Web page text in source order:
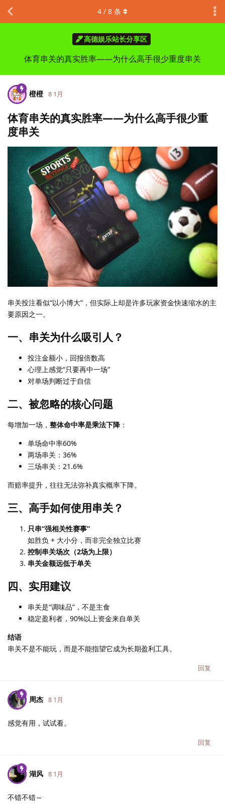
高德娱乐站长分享区
体育串关的真实胜率——为什么高手很少重度串关
4 / 8 条
橙橙 8 1月
体育串关的真实胜率——为什么高手很少重
度串关
串关投注看似“以小博大”，但实际上却是许多玩家资金快速缩水的主
要原因之一。
一、串关为什么吸引人？
投注金额小，回报倍数高
心理上感觉“只要再中一场”
对单场判断过于自信
二、被忽略的核心问题
每增加一场， 整体命中率是乘法下降 ：
单场命中率60%
两场串关：36%
三场串关：21.6%
而赔率提升，往往无法弥补真实概率下降。
三、高手如何使用串关？
只串“强相关性赛事”
如胜负 + 大小分，而非完全独立比赛
控制串关场次（2场为上限）
串关金额远低于单关
四、实用建议
串关是“调味品”，不是主食
稳定盈利者，90%以上资金来自单关
结语
串关不是不能玩，而是不能指望它成为长期盈利工具。
回复
周杰 8 1月
感觉有用，试试看。
回复
湖风 8 1月
不错不错～